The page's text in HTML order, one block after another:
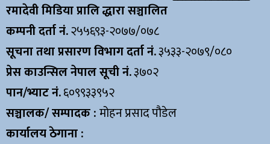
रमादेवी मिडिया प्रालि द्धारा सञ्चालित
कम्पनी दर्ता नं.२५५६९३-२०७७/०७८
सूचना तथा प्रसारण विभाग दर्ता नं.३५३३-२०७९/०८०
प्रेस काउन्सिल नेपाल सूची नं.३७०२
पान/भ्याट नं.६०९९३३९५२
सञ्चालक/ सम्पादक :मोहन प्रसाद पौडेल
कार्यालय ठेगाना :